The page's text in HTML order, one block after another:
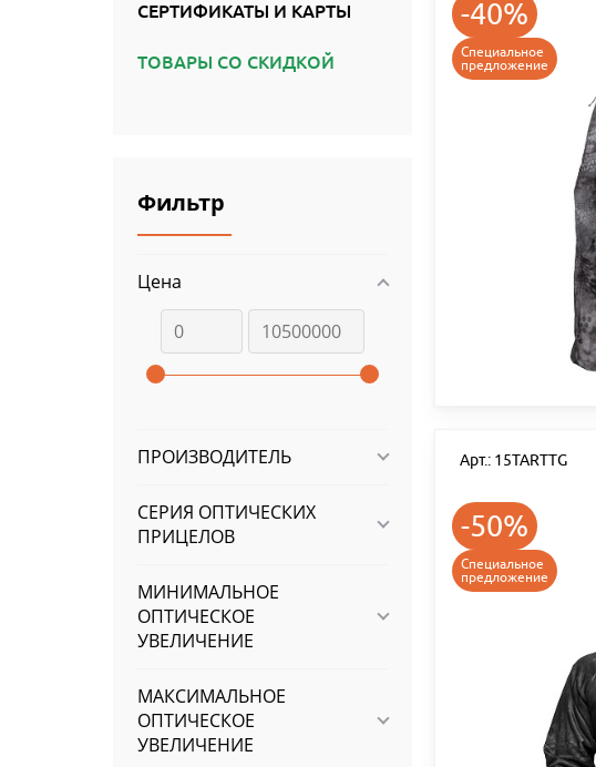
СЕРТИФИКАТЫ И КАРТЫ
ТОВАРЫ СО СКИДКОЙ
Фильтр
Цена
ПРОИЗВОДИТЕЛЬ
СЕРИЯ ОПТИЧЕСКИХ
ПРИЦЕЛОВ
МИНИМАЛЬНОЕ
ОПТИЧЕСКОЕ
УВЕЛИЧЕНИЕ
МАКСИМАЛЬНОЕ
ОПТИЧЕСКОЕ
УВЕЛИЧЕНИЕ
-40%
Специальное
предложение
Арт.: 15TARTTG
-50%
Специальное
предложение